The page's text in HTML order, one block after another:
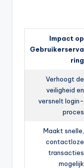
Impact op
Gebruikerserva
ring
Verhoogt de
veiligheid en
versnelt login-
proces
Maakt snelle,
contactloze
transacties
mogelijk